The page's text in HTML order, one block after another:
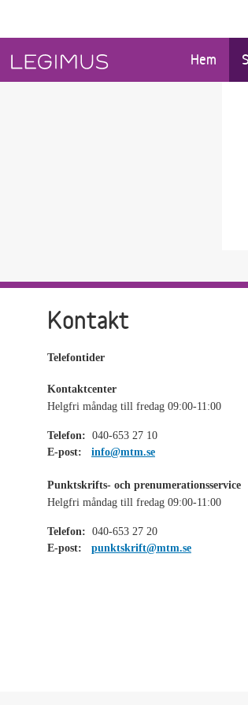
Hem
Kontakt
Telefontider
Kontaktcenter
Helgfri måndag till fredag 09:00-11:00
Telefon: 040-653 27 10
E-post:
info@mtm.se
Punktskrifts- och prenumerationsservice
Helgfri måndag till fredag 09:00-11:00
Telefon: 040-653 27 20
E-post:
punktskrift@mtm.se